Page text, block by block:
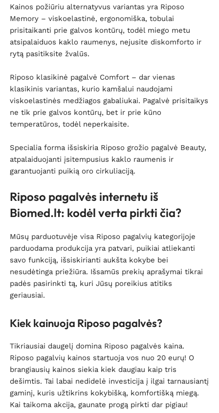
Kainos požiūriu alternatyvus variantas yra Riposo
Memory – viskoelastinė, ergonomiška, tobulai
prisitaikanti prie galvos kontūrų, todėl miego metu
atsipalaiduos kaklo raumenys, nejusite diskomforto ir
rytą pasitiksite žvalūs.
Riposo klasikinė pagalvė Comfort – dar vienas
klasikinis variantas, kurio kamšalui naudojami
viskoelastinės medžiagos gabaliukai. Pagalvė prisitaikys
ne tik prie galvos kontūrų, bet ir prie kūno
temperatūros, todėl neperkaisite.
Specialia forma išsiskiria Riposo grožio pagalvė Beauty,
atpalaiduojanti įsitempusius kaklo raumenis ir
garantuojanti puikią oro cirkuliaciją.
Riposo pagalvės internetu iš
Biomed.lt: kodėl verta pirkti čia?
Mūsų parduotuvėje visa Riposo pagalvių kategorijoje
parduodama produkcija yra patvari, puikiai atliekanti
savo funkciją, išsiskirianti aukšta kokybe bei
nesudėtinga priežiūra. Išsamūs prekių aprašymai tikrai
padės pasirinkti tą, kuri Jūsų poreikius atitiks
geriausiai.
Kiek kainuoja Riposo pagalvės?
Tikriausiai daugelį domina Riposo pagalvės kaina.
Riposo pagalvių kainos startuoja vos nuo 20 eurų! O
brangiausių kainos siekia kiek daugiau kaip tris
dešimtis. Tai labai nedidelė investicija į ilgai tarnausiantį
gaminį, kuris užtikrins kokybišką, komfortišką miegą.
Kai taikoma akcija, gaunate progą pirkti dar pigiau!